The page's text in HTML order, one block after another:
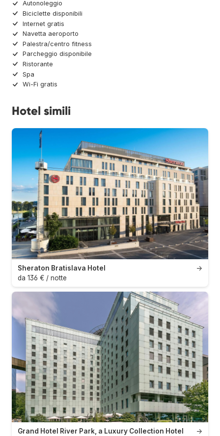
Autonoleggio
Biciclette disponibili
Internet gratis
Navetta aeroporto
Palestra/centro fitness
Parcheggio disponibile
Ristorante
Spa
Wi-Fi gratis
Hotel simili
→
Sheraton Bratislava Hotel
da 136 € / notte
→
Grand Hotel River Park, a Luxury Collection Hotel